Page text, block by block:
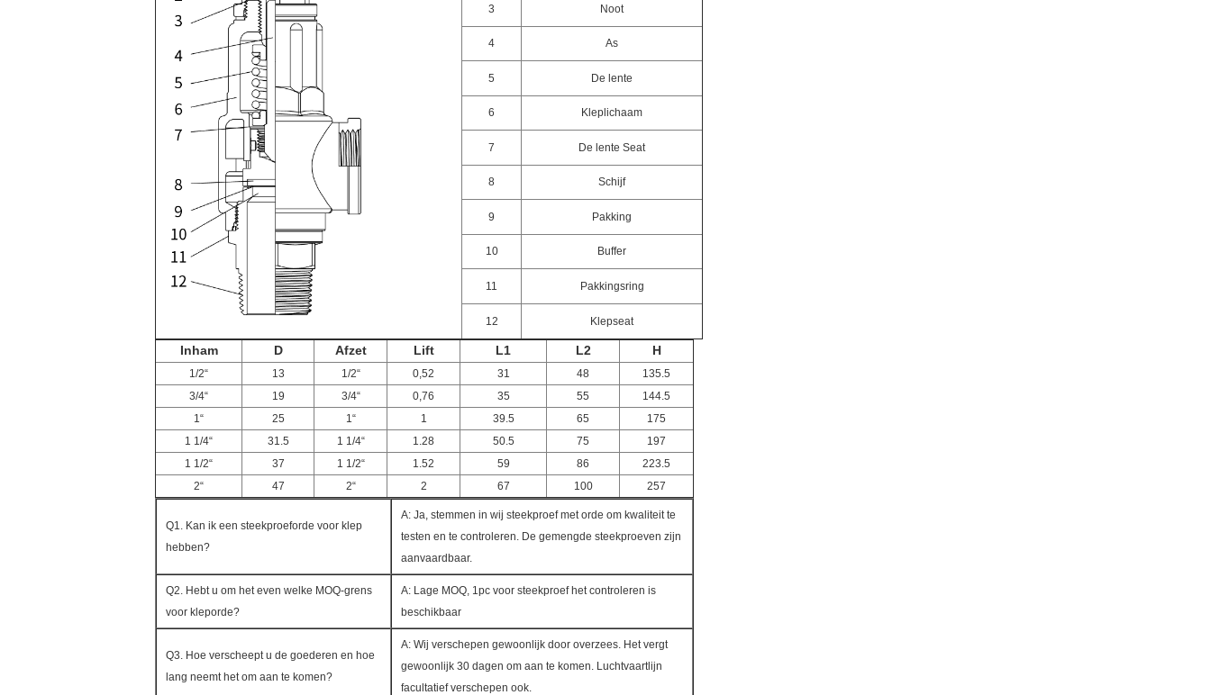
3 Noot
4 As
5 De lente
6 Kleplichaam
7 De lente Seat
8 Schijf
9 Pakking
10 Buffer
11 Pakkingsring
12 Klepseat
Inham D Afzet Lift L1 L2 H
1/2“ 13 1/2“ 0,52 31 48
135.5
3/4“
19 3/4“ 0,76 35 55
144.5
1“
25 1“ 1 39.5 65
175
1 1/4“
31.5 1 1/4“ 1.28 50.5 75
197
1 1/2“
37 1 1/2“ 1.52 59 86
223.5
2“
47 2“ 2 67 100 257
Q1. Kan ik een steekproeforde voor klep
hebben?
A: Ja, stemmen in wij steekproef met orde om kwaliteit te
testen en te controleren. De gemengde steekproeven zijn
aanvaardbaar.
Q2. Hebt u om het even welke MOQ-grens
voor kleporde?
A: Lage MOQ, 1pc voor steekproef het controleren is
beschikbaar
Q3. Hoe verscheept u de goederen en hoe
lang neemt het om aan te komen?
A: Wij verschepen gewoonlijk door overzees. Het vergt
gewoonlijk 30 dagen om aan te komen. Luchtvaartlijn
facultatief verschepen ook.